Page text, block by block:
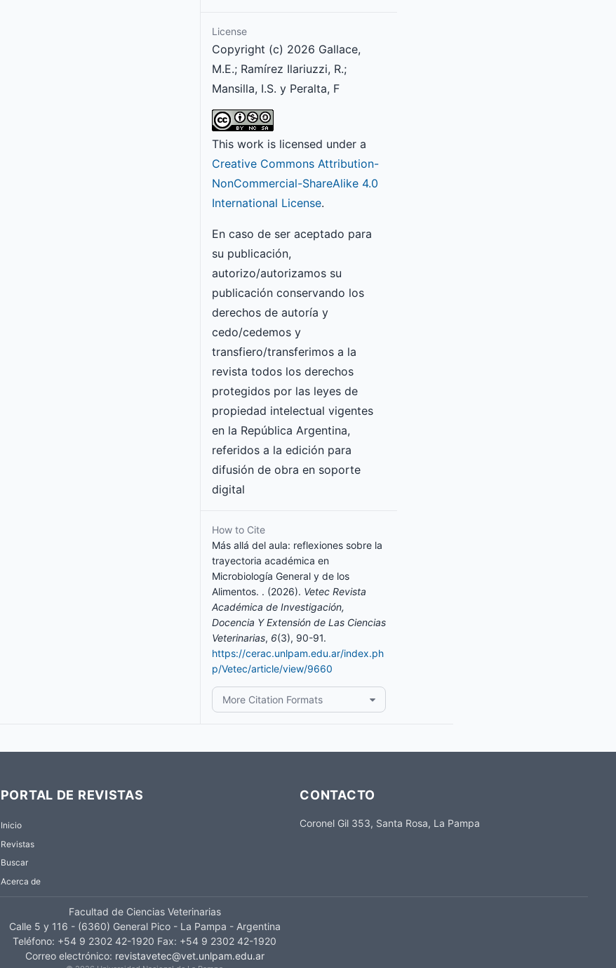
License
Copyright (c) 2026 Gallace,
M.E.; Ramírez Ilariuzzi, R.;
Mansilla, I.S. y Peralta, F
This work is licensed under a
Creative Commons Attribution-
NonCommercial-ShareAlike 4.0
International License.
En caso de ser aceptado para
su publicación,
autorizo/autorizamos su
publicación conservando los
derechos de autoría y
cedo/cedemos y
transfiero/transferimos a la
revista todos los derechos
protegidos por las leyes de
propiedad intelectual vigentes
en la República Argentina,
referidos a la edición para
difusión de obra en soporte
digital
How to Cite
Más allá del aula: reflexiones sobre la
trayectoria académica en
Microbiología General y de los
Alimentos. . (2026). Vetec Revista
Académica de Investigación,
Docencia Y Extensión de Las Ciencias
Veterinarias, 6(3), 90-91.
https://cerac.unlpam.edu.ar/index.ph
p/Vetec/article/view/9660
More Citation Formats
PORTAL DE REVISTAS
Inicio
Revistas
Buscar
Acerca de
CONTACTO
Coronel Gil 353, Santa Rosa, La Pampa
Facultad de Ciencias Veterinarias
Calle 5 y 116 - (6360) General Pico - La Pampa - Argentina
Teléfono: +54 9 2302 42-1920 Fax: +54 9 2302 42-1920
Correo electrónico: revistavetec@vet.unlpam.edu.ar